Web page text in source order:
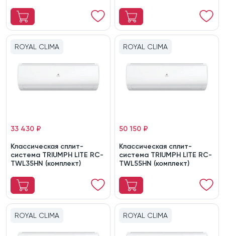
ROYAL CLIMA
Классическая сплит-
система TRIUMPH LITE RC-
TWL35HN (комплект)
33 430 ₽
ROYAL CLIMA
Классическая сплит-
система TRIUMPH LITE RC-
TWL55HN (комплект)
50 150 ₽
ROYAL CLIMA ROYAL CLIMA